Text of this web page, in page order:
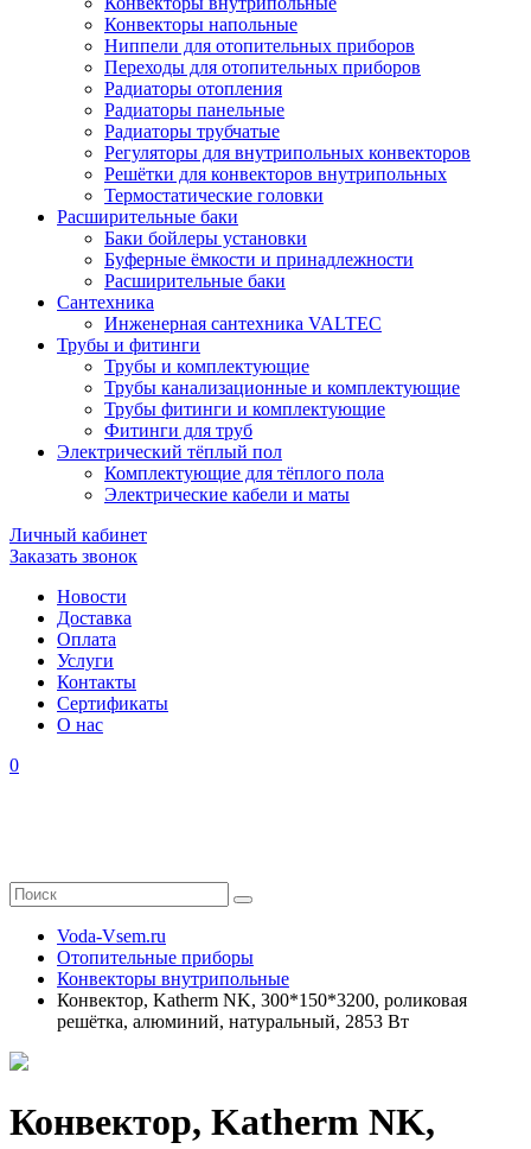
Конвекторы напольные
Ниппели для отопительных приборов
Переходы для отопительных приборов
Радиаторы отопления
Радиаторы панельные
Радиаторы трубчатые
Регуляторы для внутрипольных конвекторов
Решётки для конвекторов внутрипольных
Термостатические головки
Расширительные баки
Баки бойлеры установки
Буферные ёмкости и принадлежности
Расширительные баки
Сантехника
Инженерная сантехника VALTEC
Трубы и фитинги
Трубы и комплектующие
Трубы канализационные и комплектующие
Трубы фитинги и комплектующие
Фитинги для труб
Электрический тёплый пол
Комплектующие для тёплого пола
Электрические кабели и маты
Личный кабинет
Заказать звонок
Новости
Доставка
Оплата
Услуги
Контакты
Cертификаты
О нас
0
Voda-Vsem.ru
Отопительные приборы
Конвекторы внутрипольные
Конвектор, Katherm NK, 300*150*3200, роликовая
решётка, алюминий, натуральный, 2853 Вт
Конвектор, Katherm NK,